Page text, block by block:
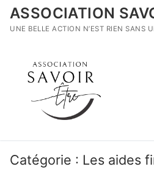
Aller
auASSOCIATION
UNE BELLE ACTION N’EST RIEN SANS
Catégorie : Les aides